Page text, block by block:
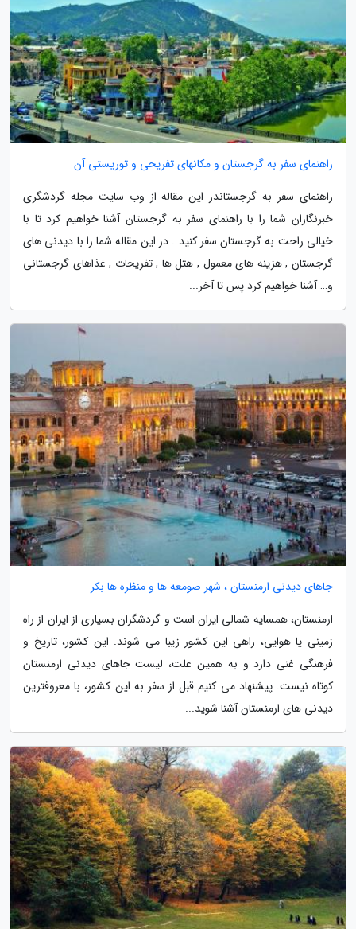
راهنمای سفر به گرجستان و مکانهای تفریحی و توریستی آن
راهنمای سفر به گرجستاندر این مقاله از وب سایت مجله گردشگری
خبرنگاران شما را با راهنمای سفر به گرجستان آشنا خواهیم کرد تا با
خیالی راحت به گرجستان سفر کنید . در این مقاله شما را با دیدنی های
گرجستان , هزینه های معمول , هتل ها , تفریحات , غذاهای گرجستانی
و… آشنا خواهیم کرد پس تا آخر...
جاهای دیدنی ارمنستان ، شهر صومعه ها و منظره ها بکر
ارمنستان، همسایه شمالی ایران است و گردشگران بسیاری از ایران از راه
زمینی یا هوایی، راهی این کشور زیبا می شوند. این کشور، تاریخ و
فرهنگی غنی دارد و به همین علت، لیست جاهای دیدنی ارمنستان
کوتاه نیست. پیشنهاد می کنیم قبل از سفر به این کشور، با معروفترین
دیدنی های ارمنستان آشنا شوید...